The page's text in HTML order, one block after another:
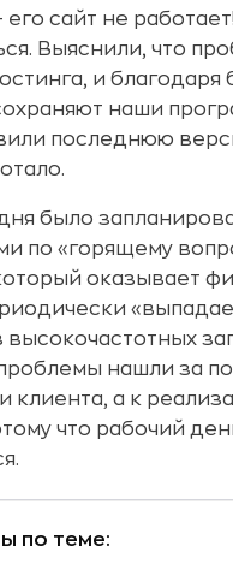
его сайт не
Выяснили, что
и благодаря
наши
последнюю
было
по «горящему
оказывает
высокочастотных
нашли за
клиента, а к
что рабочий
по теме: